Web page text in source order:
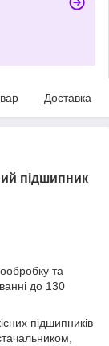
Доставка
підшипник
та
до 130
підшипників